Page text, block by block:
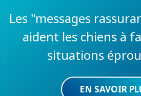
Les "messages
aident les chiens à
situations
EN SAVOIR